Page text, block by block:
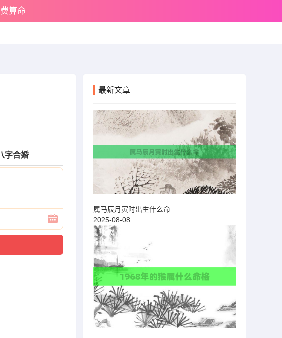
算命
字合婚
最新文章
属马辰月寅时出生什么命
2025-08-08